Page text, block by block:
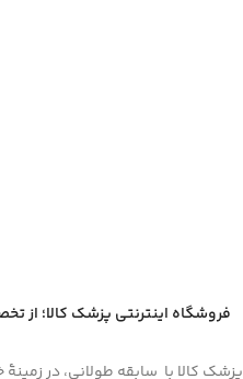
فروشگاه اینترنتی پزشک کالا؛ از
پزشک کالا با سابقه طولانی، در